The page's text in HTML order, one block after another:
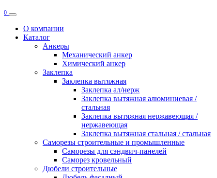
0
О компании
Каталог
Анкеры
Механический анкер
Химический анкер
Заклепка
Заклепка вытяжная
Заклепка ал/нерж
Заклепка вытяжная алюминиевая /
стальная
Заклепка вытяжная нержавеющая /
нержавеющая
Заклепка вытяжная стальная / стальная
Саморезы строительные и промышленные
Саморезы для сэндвич-панелей
Саморез кровельный
Дюбели строительные